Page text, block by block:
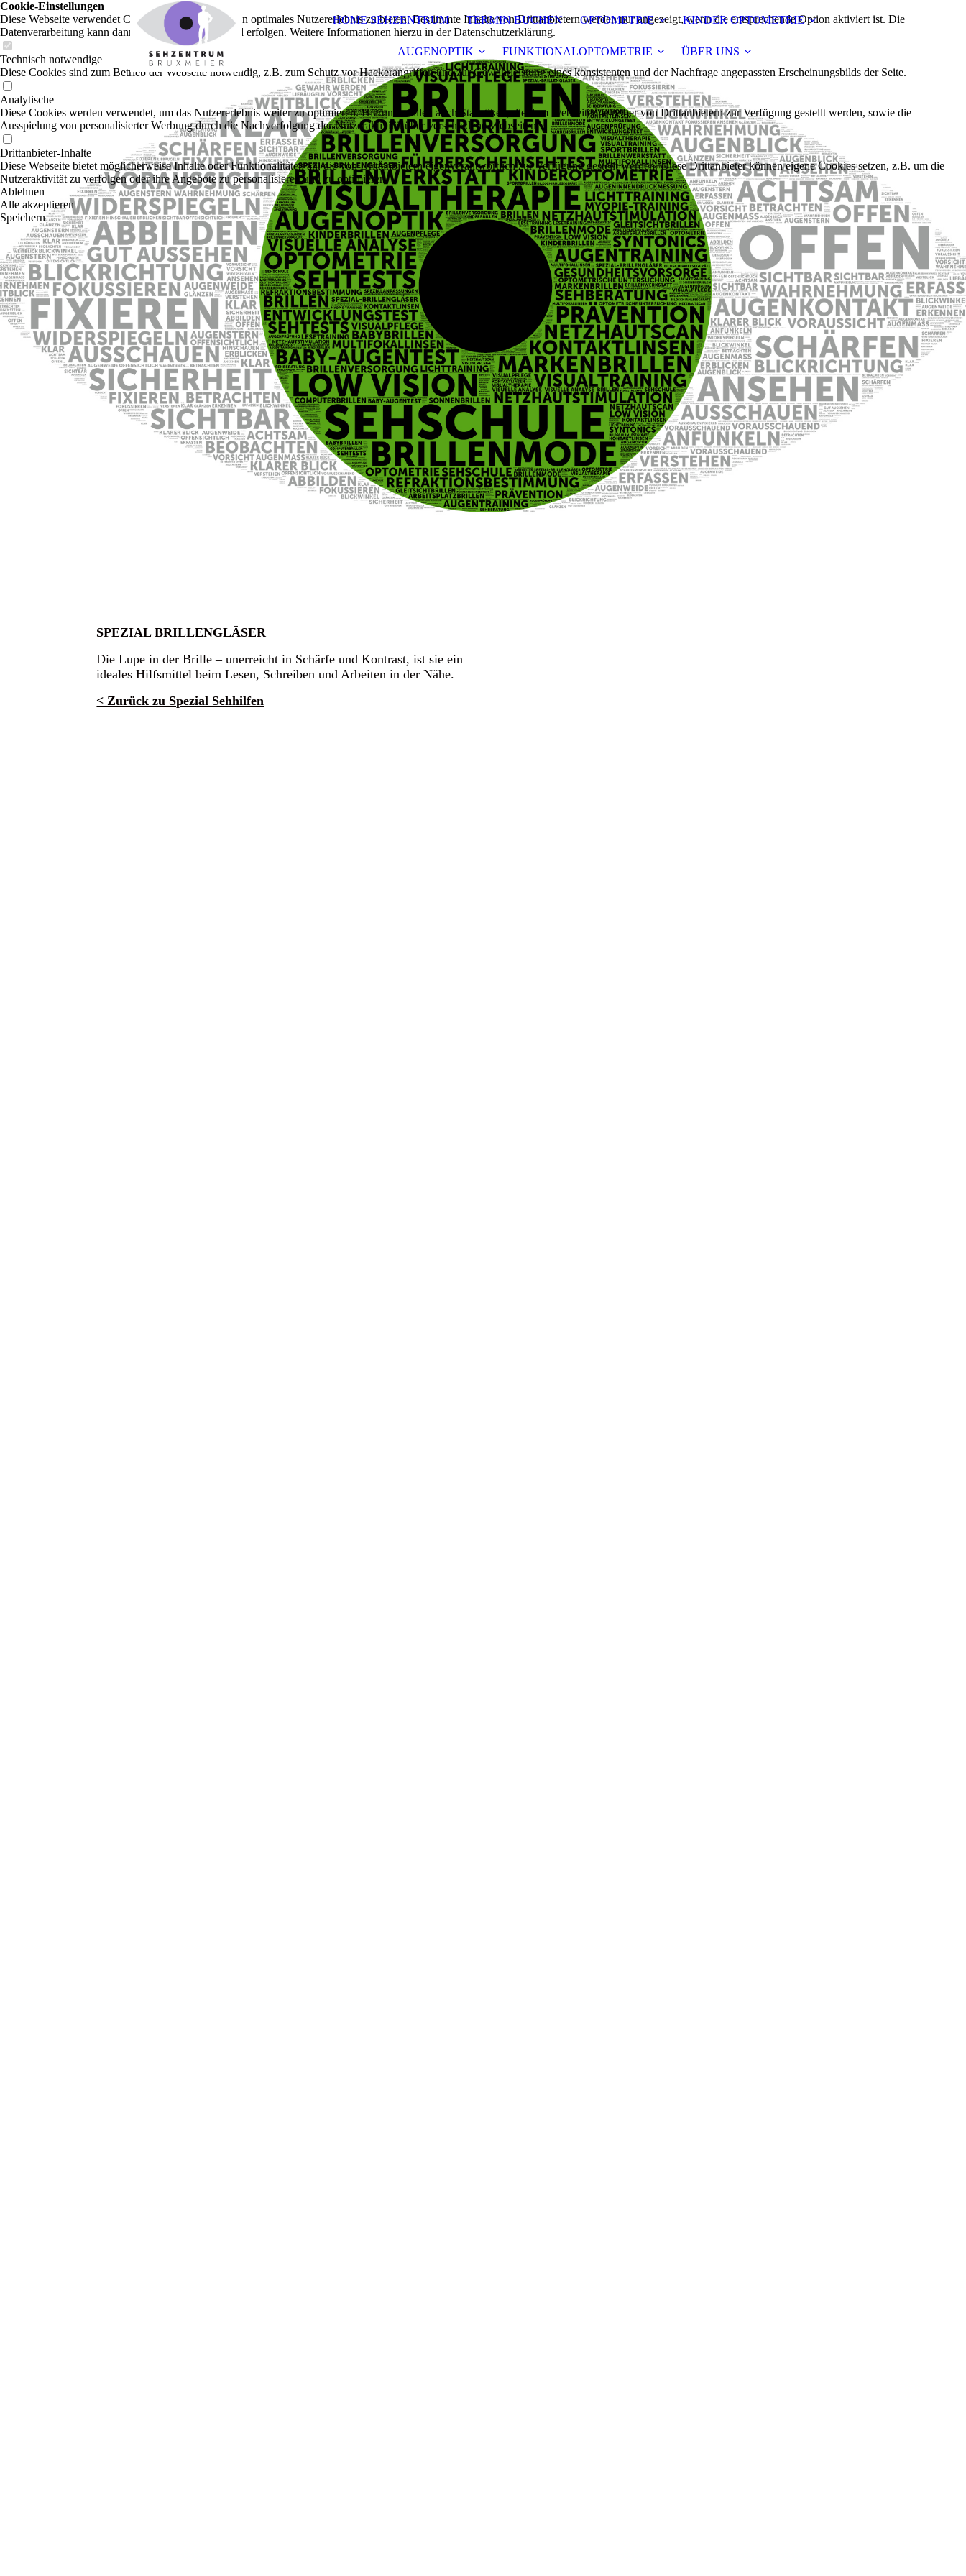
HOME SEHZENTRUM TERMIN BUCHEN OPTOMETRIE KINDER OPTOMETRIE
AUGENOPTIK FUNKTIONALOPTOMETRIE ÜBER UNS
SPEZIAL BRILLENGLÄSER
Die Lupe in der Brille – unerreicht in Schärfe und Kontrast, ist sie ein
ideales Hilfsmittel beim Lesen, Schreiben und Arbeiten in der Nähe.
< Zurück zu Spezial Sehhilfen
Cookie-Einstellungen
Diese Webseite verwendet Cookies, um Besuchern ein optimales Nutzererlebnis zu bieten. Bestimmte Inhalte von Drittanbietern werden nur angezeigt, wenn die entsprechende Option aktiviert ist. Die
Datenverarbeitung kann dann auch in einem Drittland erfolgen. Weitere Informationen hierzu in der Datenschutzerklärung.
Technisch notwendige
Diese Cookies sind zum Betrieb der Webseite notwendig, z.B. zum Schutz vor Hackerangriffen und zur Gewährleistung eines konsistenten und der Nachfrage angepassten Erscheinungsbilds der Seite.
Analytische
Diese Cookies werden verwendet, um das Nutzererlebnis weiter zu optimieren. Hierunter fallen auch Statistiken, die dem Webseitenbetreiber von Drittanbietern zur Verfügung gestellt werden, sowie die
Ausspielung von personalisierter Werbung durch die Nachverfolgung der Nutzeraktivität über verschiedene Webseiten.
Drittanbieter-Inhalte
Diese Webseite bietet möglicherweise Inhalte oder Funktionalitäten an, die von Drittanbietern eigenverantwortlich zur Verfügung gestellt werden. Diese Drittanbieter können eigene Cookies setzen, z.B. um die
Nutzeraktivität zu verfolgen oder ihre Angebote zu personalisieren und zu optimieren.
Ablehnen
Alle akzeptieren
Speichern